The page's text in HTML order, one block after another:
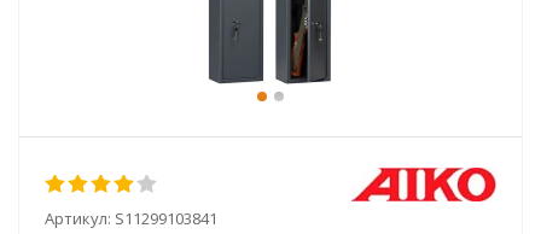
Артикул: S11299103841